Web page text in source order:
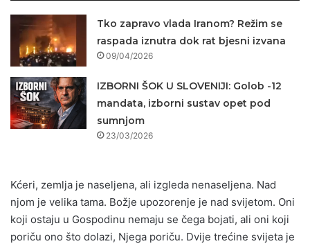
Tko zapravo vlada Iranom? Režim se
raspada iznutra dok rat bjesni izvana
09/04/2026
IZBORNI ŠOK U SLOVENIJI: Golob -12
mandata, izborni sustav opet pod
sumnjom
23/03/2026
Kćeri, zemlja je naseljena, ali izgleda nenaseljena. Nad
njom je velika tama. Božje upozorenje je nad svijetom. Oni
koji ostaju u Gospodinu nemaju se čega bojati, ali oni koji
poriču ono što dolazi, Njega poriču. Dvije trećine svijeta je